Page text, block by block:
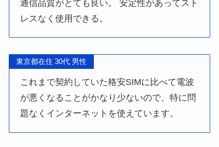
通信品質がとても良い。 安定性があってスト
レスなく使用できる。
東京都在住 30代 男性
これまで契約していた格安SIMに比べて電波
が悪くなることがかなり少ないので、特に問
題なくインターネットを使えています。